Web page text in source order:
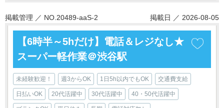
掲載管理 ／ NO.20489-aaS-2 掲載日 ／ 2026-08-05
【6時半～5hだけ】電話＆レジなし★
スーパー軽作業＠渋谷駅
未経験歓迎！ 週3からOK 1日5h以内でもOK 交通費支給
日払いOK 20代活躍中 30代活躍中 40・50代活躍中